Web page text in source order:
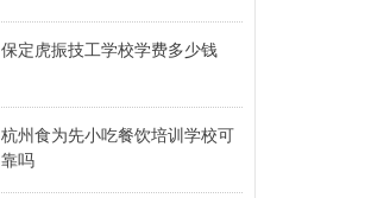
保定虎振技工学校学费多少钱
杭州食为先小吃餐饮培训学校可
靠吗